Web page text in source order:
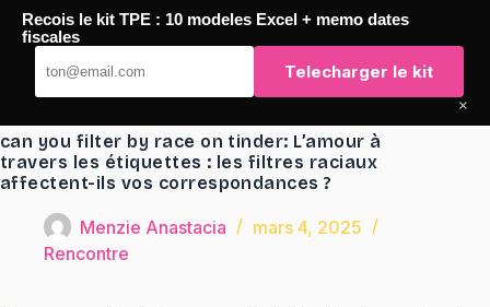
Passer
contenu
TaqTaq
can you filter by race on tinder: L’amour à
travers les étiquettes : les filtres raciaux
affectent-ils vos correspondances ?
Menzie Anastacia
mars 4, 2025
Rencontre
Recois le kit TPE : 10 modeles Excel + memo dates
fiscales
Telecharger le kit
×